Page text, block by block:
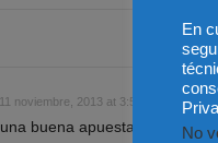
11 noviembre, 2013 at 3:51 pm
buena apuesta por parte
En
No